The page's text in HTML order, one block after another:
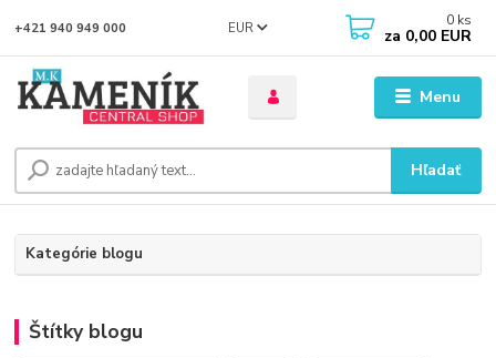
Menu
EUR
Hľadať
+421 940 949 000 0 ks
za 0,00 EUR
Kategórie blogu
Štítky blogu